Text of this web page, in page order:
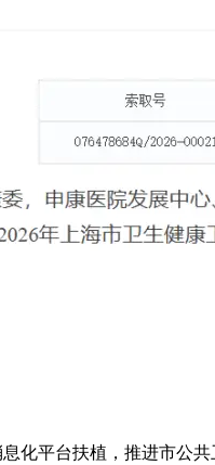
化平台扶植，推进市公